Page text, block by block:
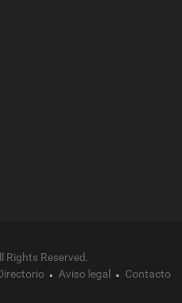
Rights Reserved.
Aviso legal Contacto